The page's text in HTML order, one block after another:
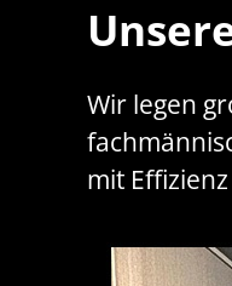
Wir legen
mit